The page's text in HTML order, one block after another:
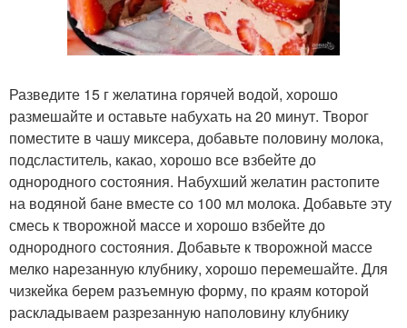
Разведите 15 г желатина горячей водой, хорошо
размешайте и оставьте набухать на 20 минут. Творог
поместите в чашу миксера, добавьте половину молока,
подсластитель, какао, хорошо все взбейте до
однородного состояния. Набухший желатин растопите
на водяной бане вместе со 100 мл молока. Добавьте эту
смесь к творожной массе и хорошо взбейте до
однородного состояния. Добавьте к творожной массе
мелко нарезанную клубнику, хорошо перемешайте. Для
чизкейка берем разъемную форму, по краям которой
раскладываем разрезанную наполовину клубнику